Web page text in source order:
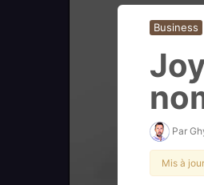
Business
Par
Mis à